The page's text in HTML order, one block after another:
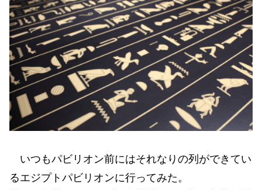
いつもパビリオン前にはそれなりの列ができてい
るエジプトパビリオンに行ってみた。